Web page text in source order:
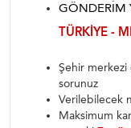
GÖNDERIM
TÜRKIYE -
Şehir merkezi
sorunuz
Verilebilecek
Maksimum